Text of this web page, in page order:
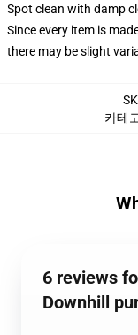
Spot clean with damp
Since every item is
there may be slight
카테
6 reviews
Downhill